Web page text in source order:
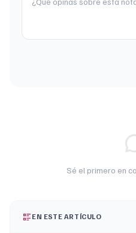
Sé el primero en
EN ESTE ARTÍCULO